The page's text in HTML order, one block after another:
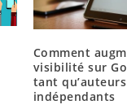
Comment
visibilité sur
tant qu’auteurs
indépendants